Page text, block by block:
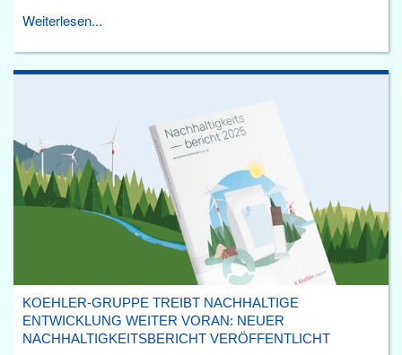
Weiterlesen...
KOEHLER-GRUPPE TREIBT NACHHALTIGE
ENTWICKLUNG WEITER VORAN: NEUER
NACHHALTIGKEITSBERICHT VERÖFFENTLICHT